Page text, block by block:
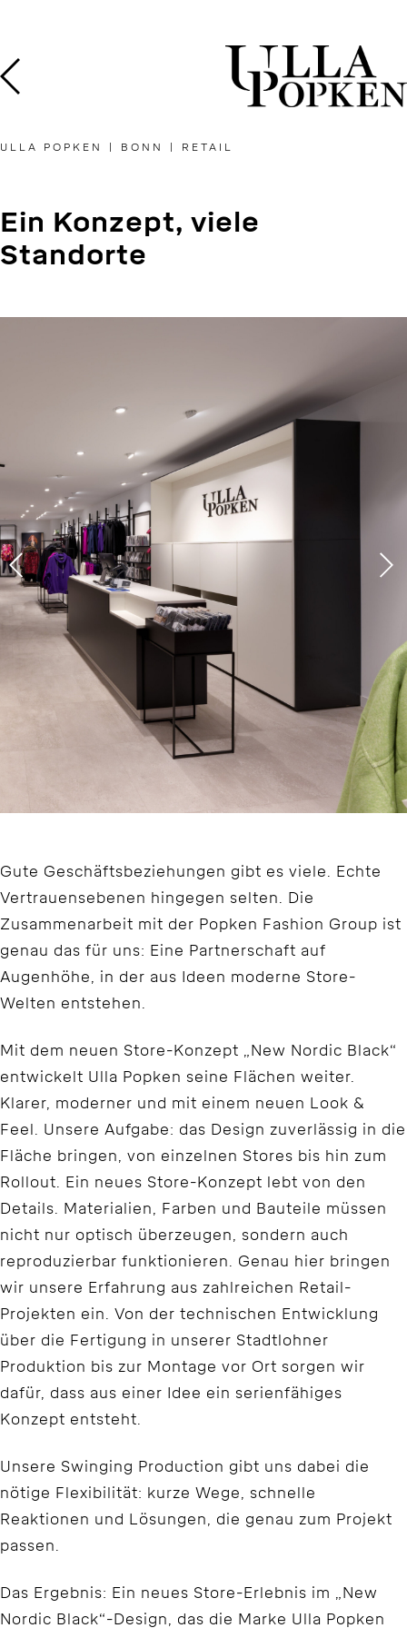
content
ULLA POPKEN | BONN | RETAIL
Ein Konzept, viele
Standorte
Gute Geschäftsbeziehungen gibt es viele. Echte
Vertrauensebenen hingegen selten. Die
Zusammenarbeit mit der Popken Fashion Group ist
genau das für uns: Eine Partnerschaft auf
Augenhöhe, in der aus Ideen moderne Store-
Welten entstehen.
Mit dem neuen Store-Konzept „New Nordic Black“
entwickelt Ulla Popken seine Flächen weiter.
Klarer, moderner und mit einem neuen Look &
Feel. Unsere Aufgabe: das Design zuverlässig in die
Fläche bringen, von einzelnen Stores bis hin zum
Rollout. Ein neues Store-Konzept lebt von den
Details. Materialien, Farben und Bauteile müssen
nicht nur optisch überzeugen, sondern auch
reproduzierbar funktionieren. Genau hier bringen
wir unsere Erfahrung aus zahlreichen Retail-
Projekten ein. Von der technischen Entwicklung
über die Fertigung in unserer Stadtlohner
Produktion bis zur Montage vor Ort sorgen wir
dafür, dass aus einer Idee ein serienfähiges
Konzept entsteht.
Unsere Swinging Production gibt uns dabei die
nötige Flexibilität: kurze Wege, schnelle
Reaktionen und Lösungen, die genau zum Projekt
passen.
Das Ergebnis: Ein neues Store-Erlebnis im „New
Nordic Black“-Design, das die Marke Ulla Popken